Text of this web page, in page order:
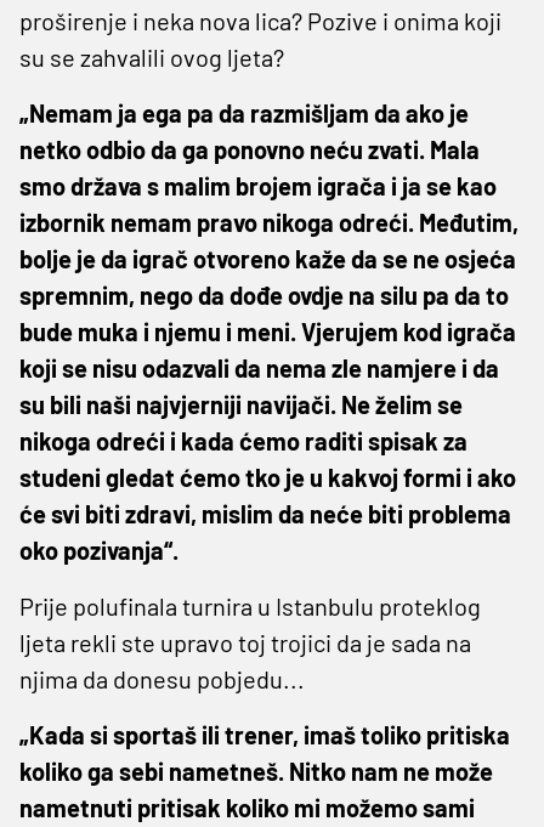
proširenje i neka nova lica? Pozive i onima koji
su se zahvalili ovog ljeta?
„Nemam ja ega pa da razmišljam da ako je
netko odbio da ga ponovno neću zvati. Mala
smo država s malim brojem igrača i ja se kao
izbornik nemam pravo nikoga odreći. Međutim,
bolje je da igrač otvoreno kaže da se ne osjeća
spremnim, nego da dođe ovdje na silu pa da to
bude muka i njemu i meni. Vjerujem kod igrača
koji se nisu odazvali da nema zle namjere i da
su bili naši najvjerniji navijači. Ne želim se
nikoga odreći i kada ćemo raditi spisak za
studeni gledat ćemo tko je u kakvoj formi i ako
će svi biti zdravi, mislim da neće biti problema
oko pozivanja“.
Prije polufinala turnira u Istanbulu proteklog
ljeta rekli ste upravo toj trojici da je sada na
njima da donesu pobjedu...
„Kada si sportaš ili trener, imaš toliko pritiska
koliko ga sebi nametneš. Nitko nam ne može
nametnuti pritisak koliko mi možemo sami